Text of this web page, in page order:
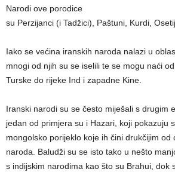
Narodi ove porodice
su Perzijanci (i Tadžici), Paštuni, Kurdi,
Iako se većina iranskih naroda nalazi u
mnogi od njih su se iselili te se mogu naći
Turske do rijeke Ind i zapadne Kine.
Iranski narodi su se često miješali s drugim
jedan od primjera su i Hazari, koji pokazuju
mongolsko porijeklo koje ih čini drukčijim od
naroda. Baludži su se isto tako u nešto
s indijskim narodima kao što su Brahui, dok